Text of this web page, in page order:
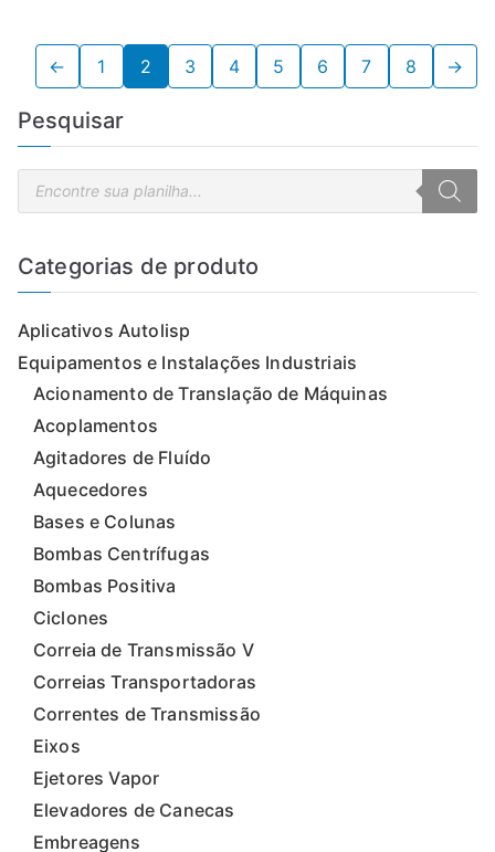
← 1 2 3 4 5 6 7 8 →
Pesquisar
P
s
r
r
d
Categorias de produto
Aplicativos Autolisp
Equipamentos e Instalações Industriais
Acionamento de Translação de Máquinas
Acoplamentos
Agitadores de Fluído
Aquecedores
Bases e Colunas
Bombas Centrífugas
Bombas Positiva
Ciclones
Correia de Transmissão V
Correias Transportadoras
Correntes de Transmissão
Eixos
Ejetores Vapor
Elevadores de Canecas
Embreagens